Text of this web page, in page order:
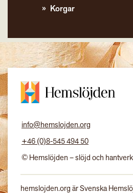
Korgar
info@hemslojden.org
+46 (0)8-545 494 50
© Hemslöjden – slöjd och
hemslojden.org är Svenska